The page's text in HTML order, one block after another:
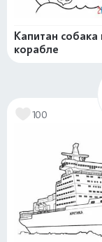
Капитан собака
корабле
100